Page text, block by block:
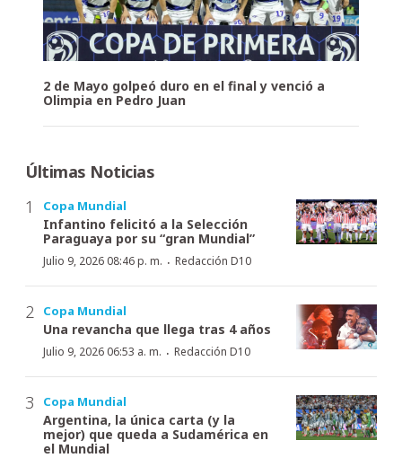
2 de Mayo golpeó duro en el final y venció a
Olimpia en Pedro Juan
Últimas Noticias
Copa Mundial
Infantino felicitó a la Selección
Paraguaya por su “gran Mundial”
Julio 9, 2026 08:46 p. m. · Redacción D10
Copa Mundial
Una revancha que llega tras 4 años
Julio 9, 2026 06:53 a. m. · Redacción D10
Copa Mundial
Argentina, la única carta (y la
mejor) que queda a Sudamérica en
el Mundial